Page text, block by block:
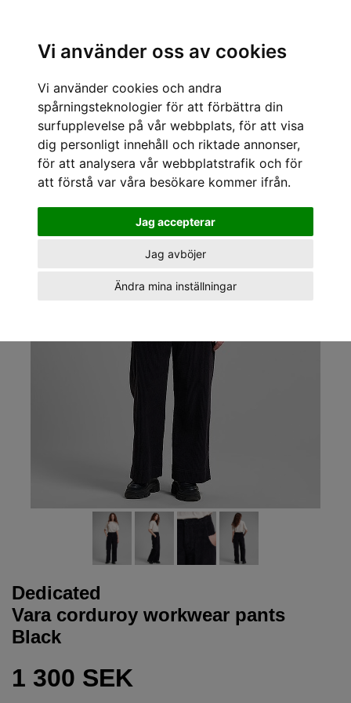
Vi använder oss av cookies
Vi använder cookies och andra
spårningsteknologier för att förbättra din
surfupplevelse på vår webbplats, för att visa
dig personligt innehåll och riktade annonser,
för att analysera vår webbplatstrafik och för
att förstå var våra besökare kommer ifrån.
Jag accepterar
Jag avböjer
Ändra mina inställningar
« Tillbaka /Kläder för tjejer/Byxor/Dedicated/Dedicated Byxor Vara
corduroy workwear pants
Dedicated
Vara corduroy workwear pants
Black
1 300 SEK